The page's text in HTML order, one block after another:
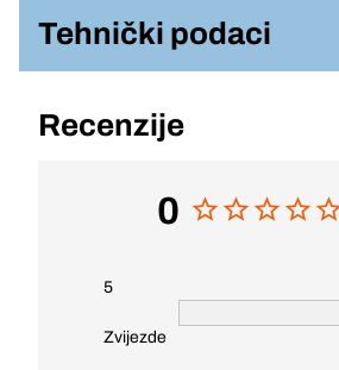
Tehnički podaci
Recenzije
0
5
Zvijezde